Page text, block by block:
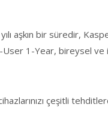
aşkın bir süredir,
1-Year, bireysel ve
çeşitli